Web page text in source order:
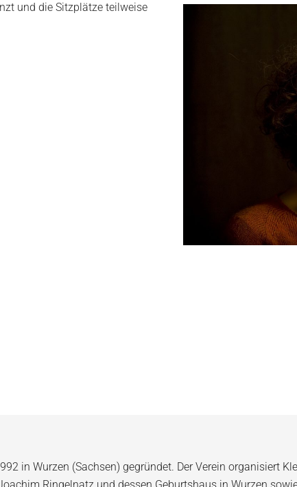
und die Sitzplätze teilweise
in Wurzen (Sachsen) gegründet. Der Verein organisiert
Ringelnatz und dessen Geburtshaus in Wurzen